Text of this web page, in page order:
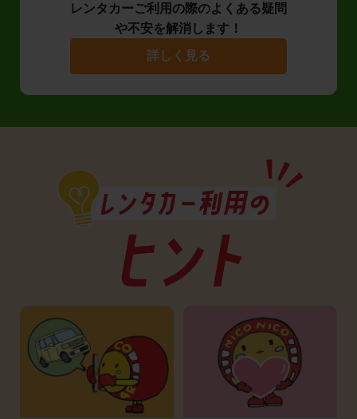
レンタカーご利用の際のよくある疑問
や不安を解消します！
詳しく見る